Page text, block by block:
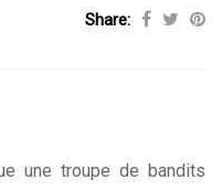
Share:
une troupe de bandits